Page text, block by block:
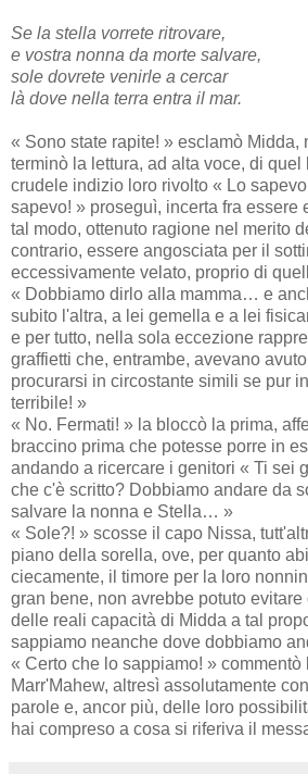
Se la stella vorrete ritrovare,
e vostra nonna da morte salvare,
sole dovrete venirle a cercar
là dove nella terra entra il mar.
« Sono state rapite! » esclamò Midda,
terminò la lettura, ad alta voce, di quel
crudele indizio loro rivolto « Lo
sapevo! » proseguì, incerta fra essere
tal modo, ottenuto ragione nel merito
contrario, essere angosciata per il
eccessivamente velato, proprio di
« Dobbiamo dirlo alla mamma… e
subito l'altra, a lei gemella e a lei
e per tutto, nella sola eccezione
graffietti che, entrambe, avevano
procurarsi in circostante simili se pur
terribile! »
« No. Fermati! » la bloccò la prima,
braccino prima che potesse porre in
andando a ricercare i genitori « Ti sei
che c'è scritto? Dobbiamo andare da
salvare la nonna e Stella… »
« Sole?! » scosse il capo Nissa,
piano della sorella, ove, per quanto
ciecamente, il timore per la loro
gran bene, non avrebbe potuto
delle reali capacità di Midda a tal
sappiamo neanche dove dobbiamo
« Certo che lo sappiamo! » commentò
Marr'Mahew, altresì assolutamente
parole e, ancor più, delle loro
hai compreso a cosa si riferiva il